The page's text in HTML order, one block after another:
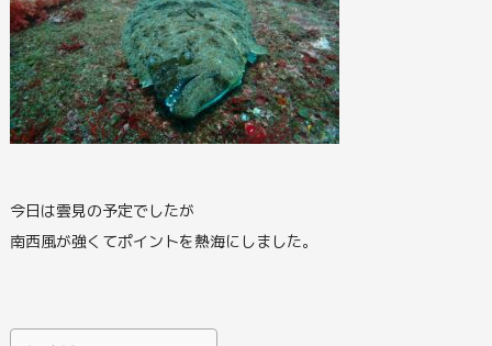
今日は雲見の予定でしたが
南西風が強くてポイントを熱海にしました。